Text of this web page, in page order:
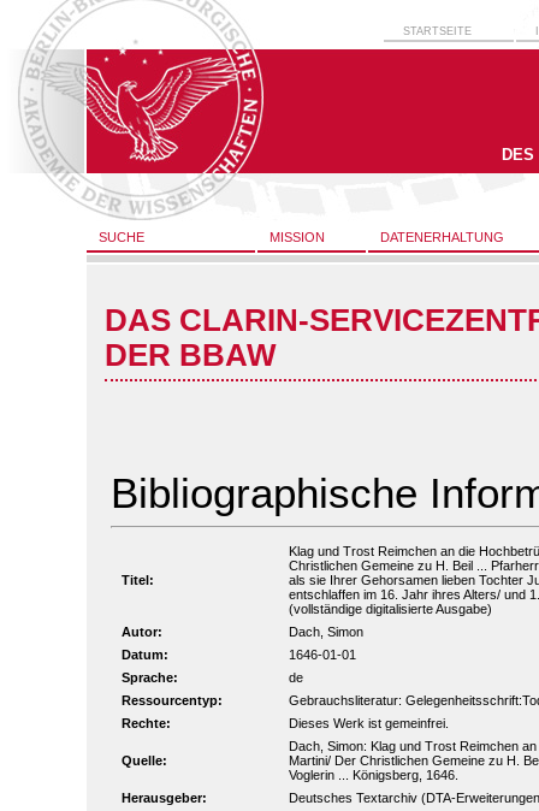
STARTSEITE
SUCHE MISSION DATENERHALTUNG
DAS CLARIN-
DER BBAW
Bibliographische
Titel:
Klag und Trost Reimchen an die
Christlichen Gemeine zu H. Beil ...
als sie Ihrer Gehorsamen lieben Tochter
entschlaffen im 16. Jahr ihres Alters/ und
(vollständige digitalisierte Ausgabe)
Autor:
Dach, Simon
Datum:
1646-01-01
Sprache:
de
Ressourcentyp:
Gebrauchsliteratur:
Rechte:
Dieses Werk ist gemeinfrei.
Quelle:
Dach, Simon: Klag und Trost Reimchen
Martini/ Der Christlichen Gemeine zu H.
Voglerin ... Königsberg, 1646.
Herausgeber:
Deutsches Textarchiv (DTA-